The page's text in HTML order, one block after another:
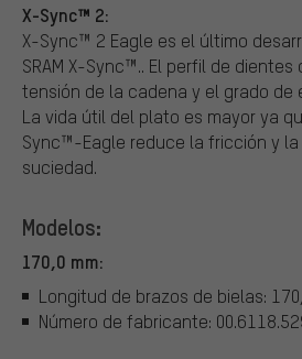
X-Sync™ 2:
X-Sync™ 2 Eagle es el último
SRAM X-Sync™.. El perfil de
tensión de la cadena y el grado de
La vida útil del plato es mayor ya
Sync™-Eagle reduce la fricción y
suciedad.
Modelos:
170,0 mm:
Longitud de brazos de bielas:
Número de fabricante: